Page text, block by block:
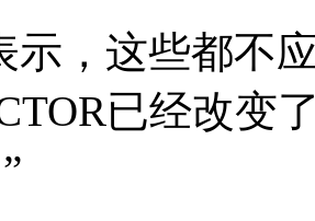
示，这些都不
已经改变